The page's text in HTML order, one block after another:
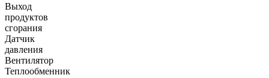
Выход
продуктов
сгорания
Датчик
давления
Вентилятор
Теплообменник